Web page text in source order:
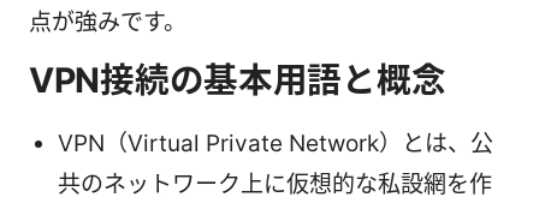
点が強みです。
VPN接続の基本用語と概念
VPN（Virtual Private Network）とは、公
共のネットワーク上に仮想的な私設網を作